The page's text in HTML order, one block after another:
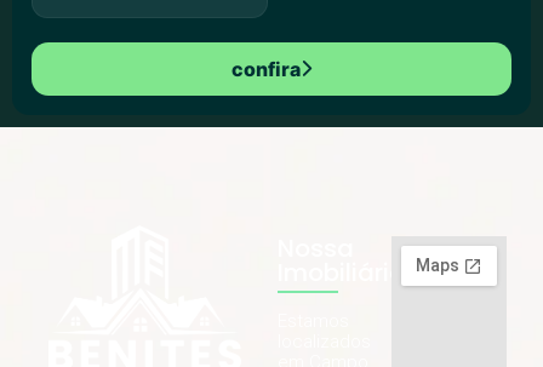
confira